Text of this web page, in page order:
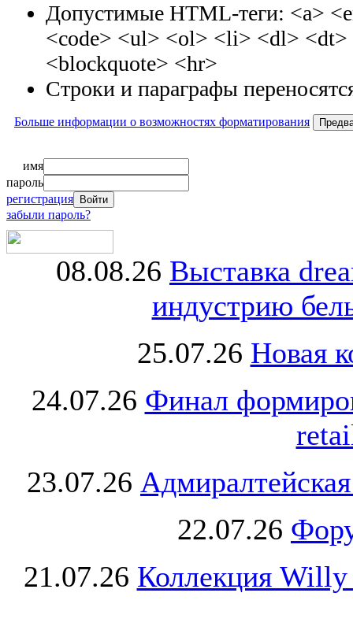
Допустимые HTML-теги: <a>
<code> <ul> <ol> <li> <dl> <dt>
<blockquote> <hr>
Строки и параграфы
Больше информации о возможностях форматирования
имя
пароль
регистрация
забыли пароль?
08.08.26 Выставка
индустрию
25.07.26 Новая
24.07.26 Финал
23.07.26
22.07.26
21.07.26 Коллекция Willy